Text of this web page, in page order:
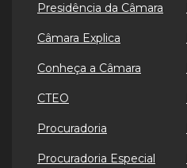
Presidência da Câmara
Câmara Explica
Conheça a Câmara
CTEO
Procuradoria
Procuradoria Especial